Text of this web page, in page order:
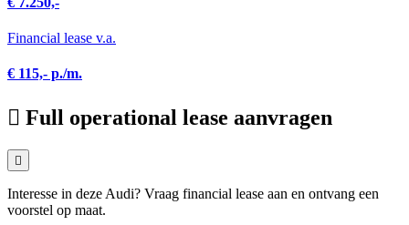
Financial lease v.a.
€ 115,- p./m.
Full operational lease aanvragen
Interesse in deze Audi? Vraag financial lease aan en ontvang een
voorstel op maat.